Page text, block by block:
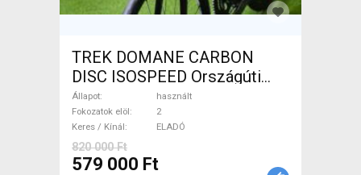
TREK DOMANE CARBON
DISC ISOSPEED Országúti
tárcsafék használt ELADÓ
Állapot
használt
Fokozatok elöl
2
Keres / Kínál
ELADÓ
820 000 Ft
579 000 Ft